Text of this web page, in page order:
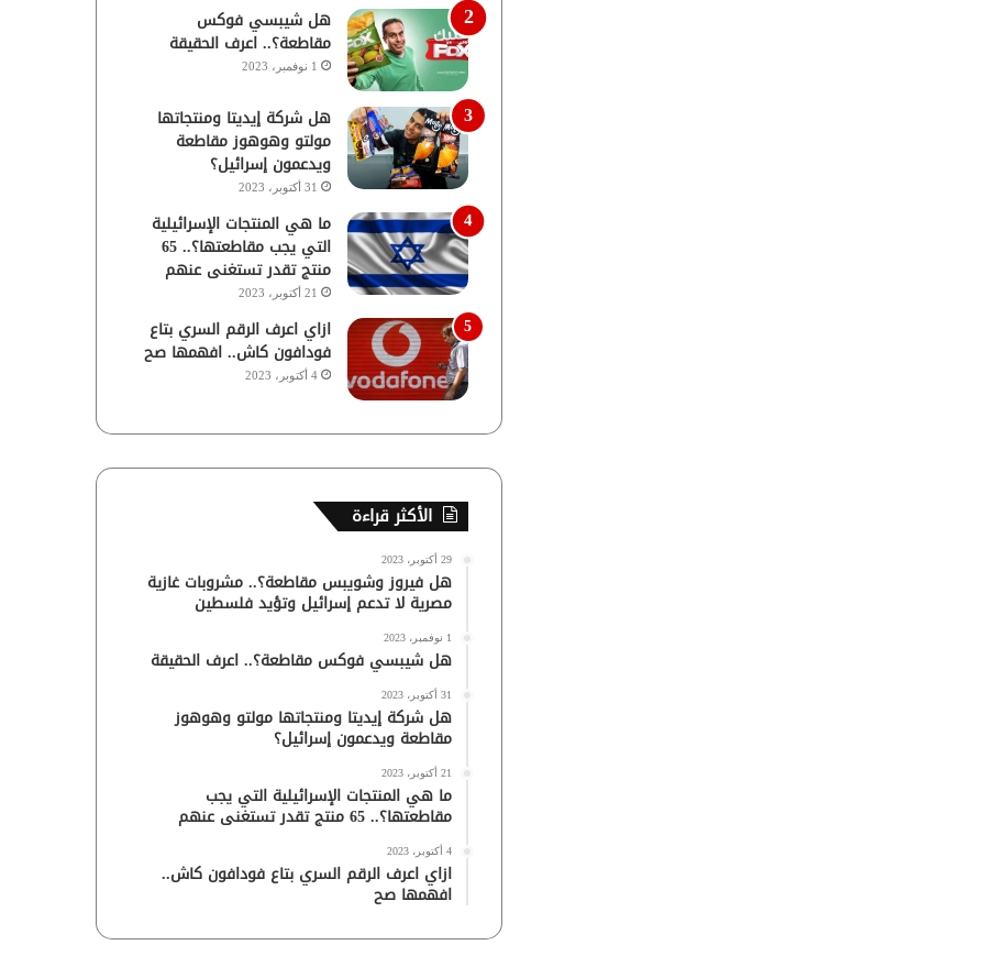
هل شيبسي فوكس
مقاطعة؟.. اعرف الحقيقة
1 نوفمبر، 2023
هل شركة إيديتا ومنتجاتها
مولتو وهوهوز مقاطعة
ويدعمون إسرائيل؟
31 أكتوبر، 2023
ما هي المنتجات الإسرائيلية
التي يجب مقاطعتها؟.. 65
منتج تقدر تستغنى عنهم
21 أكتوبر، 2023
ازاي اعرف الرقم السري بتاع
فودافون كاش.. افهمها صح
4 أكتوبر، 2023
الأكثر قراءة
29 أكتوبر، 2023
هل فيروز وشويبس مقاطعة؟.. مشروبات غازية
مصرية لا تدعم إسرائيل وتؤيد فلسطين
1 نوفمبر، 2023
هل شيبسي فوكس مقاطعة؟.. اعرف الحقيقة
31 أكتوبر، 2023
هل شركة إيديتا ومنتجاتها مولتو وهوهوز
مقاطعة ويدعمون إسرائيل؟
21 أكتوبر، 2023
ما هي المنتجات الإسرائيلية التي يجب
مقاطعتها؟.. 65 منتج تقدر تستغنى عنهم
4 أكتوبر، 2023
ازاي اعرف الرقم السري بتاع فودافون كاش..
افهمها صح